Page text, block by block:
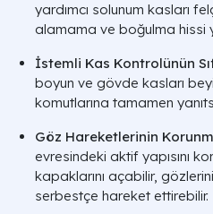
yardımcı solunum kasları
alamama ve boğulma hissi
İstemli Kas Kontrolünün
boyun ve gövde kasları
komutlarına tamamen
Göz Hareketlerinin
evresindeki aktif yapısını
kapaklarını açabilir,
serbestçe hareket ettirebilir.